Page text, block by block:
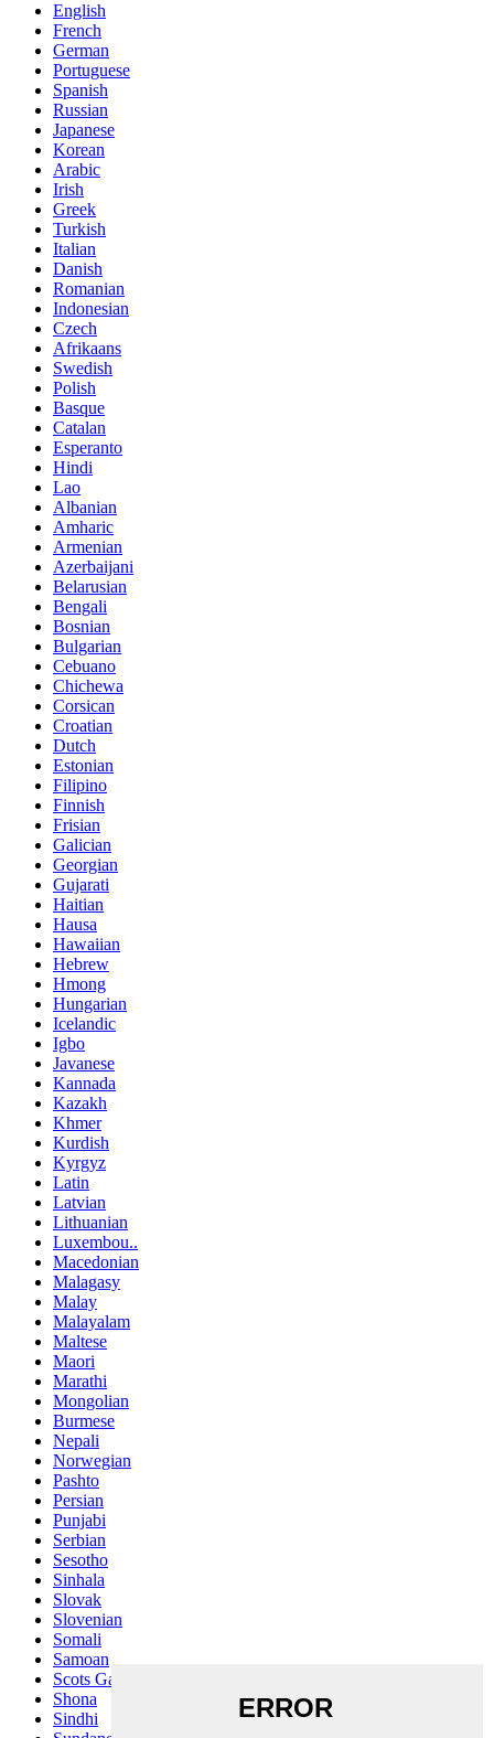
English
French
German
Portuguese
Spanish
Russian
Japanese
Korean
Arabic
Irish
Greek
Turkish
Italian
Danish
Romanian
Indonesian
Czech
Afrikaans
Swedish
Polish
Basque
Catalan
Esperanto
Hindi
Lao
Albanian
Amharic
Armenian
Azerbaijani
Belarusian
Bengali
Bosnian
Bulgarian
Cebuano
Chichewa
Corsican
Croatian
Dutch
Estonian
Filipino
Finnish
Frisian
Galician
Georgian
Gujarati
Haitian
Hausa
Hawaiian
Hebrew
Hmong
Hungarian
Icelandic
Igbo
Javanese
Kannada
Kazakh
Khmer
Kurdish
Kyrgyz
Latin
Latvian
Lithuanian
Luxembou..
Macedonian
Malagasy
Malay
Malayalam
Maltese
Maori
Marathi
Mongolian
Burmese
Nepali
Norwegian
Pashto
Persian
Punjabi
Serbian
Sesotho
Sinhala
Slovak
Slovenian
Somali
Samoan
Scots Gaelic
Shona
Sindhi